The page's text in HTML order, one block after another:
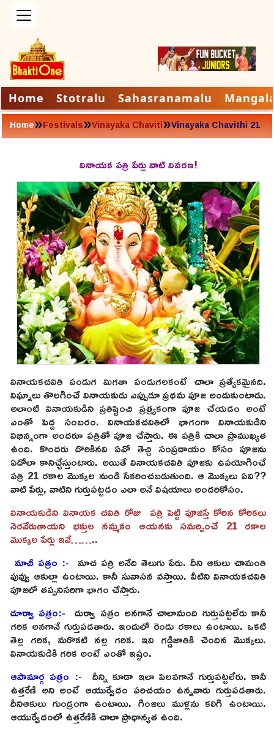
Home Stotralu Sahasranamalu
Home»Festivals»Vinayaka Chaviti»Vinayaka Chavithi 21
Patri Names
వినాయక పత్రి పేర్లు వాటి వివరణ!
వినాయకచవితి పండుగ మిగతా పండుగలకంటే చాలా ప్రత్యేకమైనది.
విఘ్నాలు తొలగించే వినాయకుడు ఎప్పుడూ ప్రథమ పూజ అందుకుంటాడు.
అలాంటి వినాయకుడిని ప్రతిష్టించి ప్రత్ర్యకంగా పూజ చేయడం అంటే
ఎంతో పెద్ద సంబరం. వినాయకచవితిలో భాగంగా వినాయకుడిని
విభిన్నంగా అందరూ పత్రితో పూజ చేస్తారు. ఈ పత్రికి చాలా ప్రాముఖ్యత
ఉంది. కొందరు దొరికినవి ఏవో తెచ్చి సంప్రదాయం కోసం పూజను
ఏదోలా కానిచ్చేస్తుంటారు. అయితే వినాయకచవితి పూజకు ఉపయోగించే
పత్రి 21 రకాల మొక్కల నుండి సేకరించబడుతుంది. ఆ మొక్కలు ఏవి??
వాటి పేర్లు, వాటిని గుర్తుపట్టడం ఎలా అనే విషయాలు అందరికోసం.
వినాయ‌కుడిని వినాయక చవితి రోజు ప‌త్రి పెట్టి పూజిస్తే కోరిన కోరిక‌లు
నెర‌వేరుతాయ‌ని భ‌క్తుల నమ్మకం ఆయనకు సమర్పించే 21 రకాల
మొక్కల పేర్లు ఇవే……..
మాచీ ప‌త్రం :- మాచ ప‌త్రి అనేది తెలుగు పేరు. దీని ఆకులు చామంతి
పువ్వు ఆకుల్లా ఉంటాయి. కానీ సువాస‌న వ‌స్తాయి. వీటిని వినాయకచవితి
పూజలో తప్పనిసరిగా భాగం చేస్తారు.
దూర్వా పత్రం:- దుర్వా పత్రం అనగానే చాలామంది గుర్తుపట్టలేరు కానీ
గరిక అనగానే గుర్తుపడతారు. ఇందులో రెండు రకాలు ఉంటాయి. ఒక‌టి
తెల్ల గరిక, మ‌రొక‌టి నల్ల గరిక. ఇవి గడ్డిజాతికి చెందిన‌ మొక్కలు.
వినాయకుడికి గ‌రిక అంటే ఎంతో ఇష్టం.
ఆపామార్గ ప‌త్రం :- దీన్ని కూడా ఇలా పిలవగానే గుర్తుపట్టలేరు. కానీ
ఉత్త‌రేణి అని అంటే ఆయుర్వేదం పరిచయం ఉన్నవారు గుర్తుపడతారు.
దీనిఆకులు గుండ్రంగా ఉంటాయి. గింజ‌లు ముళ్ల‌ను క‌లిగి ఉంటాయి.
ఆయుర్వేదంలో ఉత్తరేణికి చాలా ప్రాధాన్యత ఉంది.